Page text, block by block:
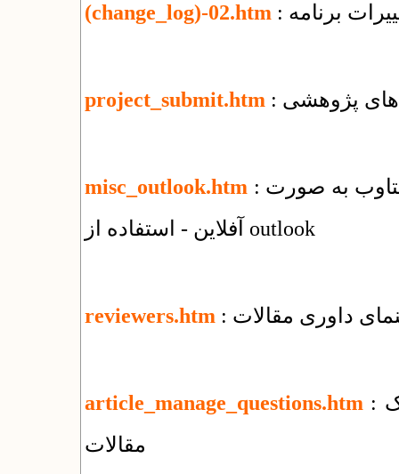
(change_log)-02.htm برنامه
project_submit.htm پژوهشی
misc_outlook.htm : راهنمای استفاده از سرویس ایمیل شرکت یکتاوب به صورت
آفلاین - استفاده از outlook
reviewers.htm داوری مقالات
article_manage_questions.htm : پرسش‌های بنیادی درباره‌ی مدیریت الکترونیک
مقالات